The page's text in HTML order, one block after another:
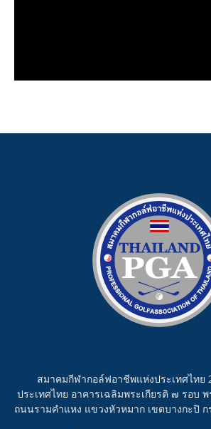
สมาคมกีฬากอล์ฟอาชีพแห่งประเทศไทย
ประเทศไทย อาคารเฉลิมพระเกียรติ ๗ รอบ
ถนนรามคำแหง แขวงหัวหมาก เขตบางกะปิ